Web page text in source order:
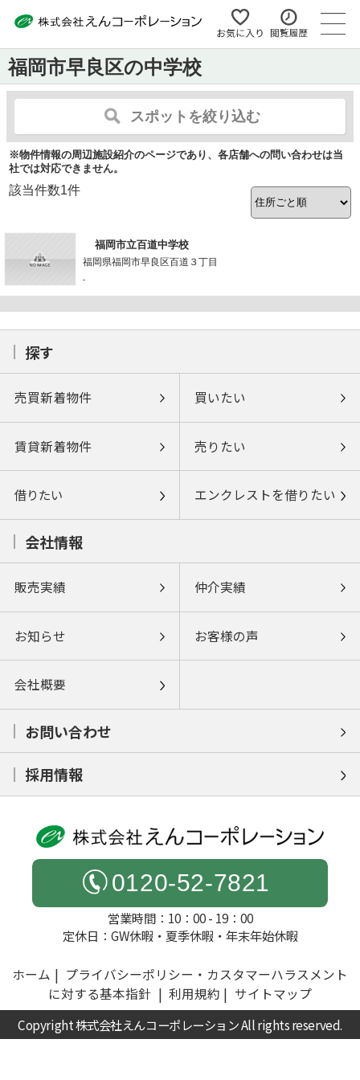
福岡市早良区の中学校
スポットを絞り込む
※物件情報の周辺施設紹介のページであり、各店舗への問い合わせは当
社では対応できません。
該当件数1件
福岡市立百道中学校
福岡県福岡市早良区百道３丁目
-
探す
売買新着物件 買いたい
賃貸新着物件 売りたい
借りたい エンクレストを借りたい
会社情報
販売実績 仲介実績
お知らせ お客様の声
会社概要
お問い合わせ
採用情報
0120-52-7821
営業時間：10：00 - 19：00
定休日：GW休暇・夏季休暇・年末年始休暇
ホーム
プライバシーポリシー・カスタマーハラスメント
に対する基本指針
利用規約 サイトマップ
Copyright 株式会社えんコーポレーション All rights reserved.